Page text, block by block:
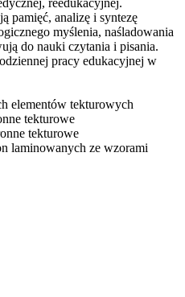
pamięć, analizę i syntezę
myślenia, naśladowania
do nauki czytania i pisania.
pracy edukacyjnej w
elementów tekturowych
tekturowe
tekturowe
laminowanych ze wzorami